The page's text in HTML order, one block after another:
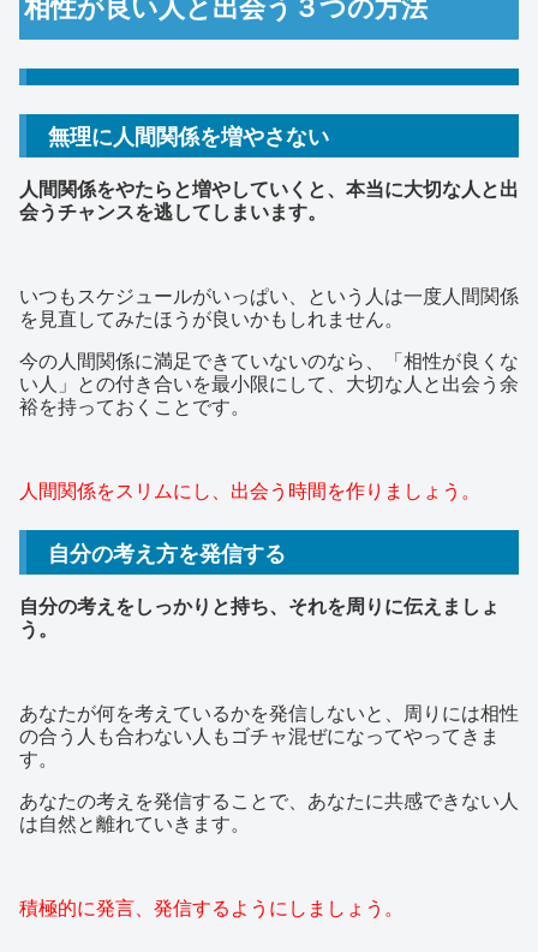
無理に人間関係を増やさない
人間関係をやたらと増やしていくと、本当に大切な人と出
会うチャンスを逃してしまいます。
いつもスケジュールがいっぱい、という人は一度人間関係
を見直してみたほうが良いかもしれません。
今の人間関係に満足できていないのなら、「相性が良くな
い人」との付き合いを最小限にして、大切な人と出会う余
裕を持っておくことです。
人間関係をスリムにし、出会う時間を作りましょう。
自分の考え方を発信する
自分の考えをしっかりと持ち、それを周りに伝えましょ
う。
あなたが何を考えているかを発信しないと、周りには相性
の合う人も合わない人もゴチャ混ぜになってやってきま
す。
あなたの考えを発信することで、あなたに共感できない人
は自然と離れていきます。
積極的に発言、発信するようにしましょう。